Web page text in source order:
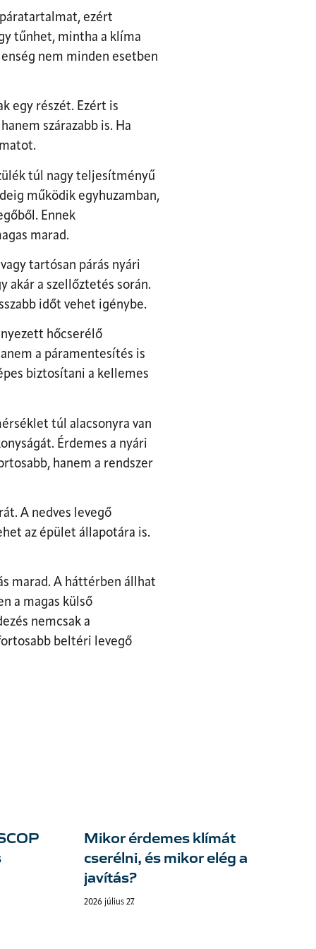
ezért
tűnhet, mintha a klíma
nem minden esetben
egy részét. Ezért is
szárazabb is. Ha
túl nagy teljesítményű
működik egyhuzamban,
Ennek
marad.
tartósan párás nyári
akár a szellőztetés során.
időt vehet igénybe.
hőcserélő
a páramentesítés is
biztosítani a kellemes
túl alacsonyra van
Érdemes a nyári
hanem a rendszer
A nedves levegő
az épület állapotára is.
marad. A háttérben állhat
a magas külső
nemcsak a
beltéri levegő
Mikor érdemes klímát
cserélni, és mikor elég a
javítás?
2026 július 27.